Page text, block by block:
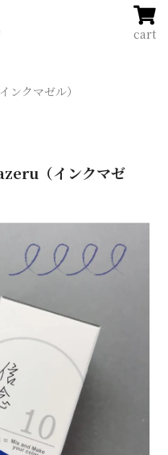
cart
クマゼル）
（インクマゼ